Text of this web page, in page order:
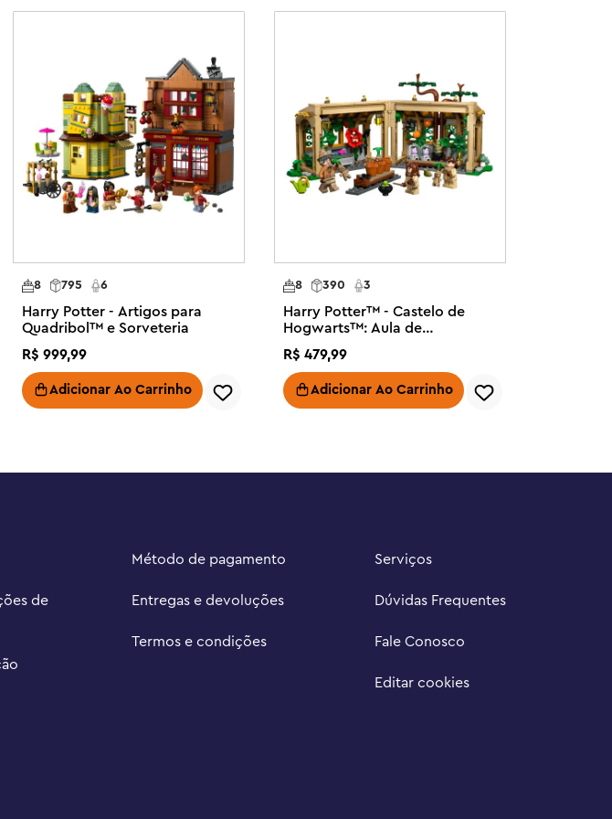
795 6
8
Harry Potter - Artigos para
Quadribol™ e Sorveteria
R$ 999,99
Adicionar Ao Carrinho
390 3
8
Harry Potter™ - Castelo de
Hogwarts™: Aula de
R$ 479,99
Adicionar Ao Carrinho
de
Método de pagamento
Entregas e devoluções
Termos e condições
Serviços
Dúvidas Frequentes
Fale Conosco
Editar cookies